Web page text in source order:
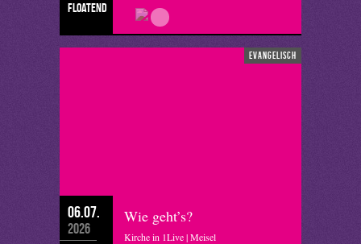
floatend
evangelisch
06.07.
2026
Wie geht’s?
Kirche in 1Live | Meisel